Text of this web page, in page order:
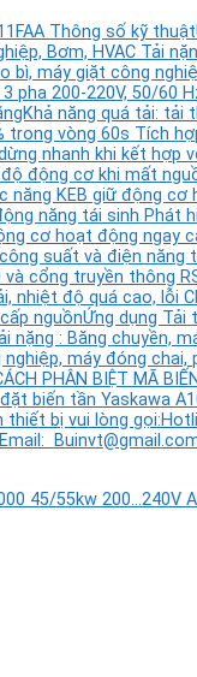
Thông số kỹ
Bơm, HVAC Tải
bì, máy giặt công
pha 200-220V, 50/60
năng quá tải: tải
trong vòng 60s Tích
nhanh khi kết hợp
động cơ khi mất
năng KEB giữ động cơ
năng tái sinh Phát
cơ hoạt động ngay
suất và điện năng
và cổng truyền thông
nhiệt độ quá cao, lỗi
nguồnỨng dụng Tải
nặng : Băng chuyền,
máy đóng chai,
PHÂN BIỆT MÃ
biến tần Yaskawa
thiết bị vui lòng
45/55kw 200…240V